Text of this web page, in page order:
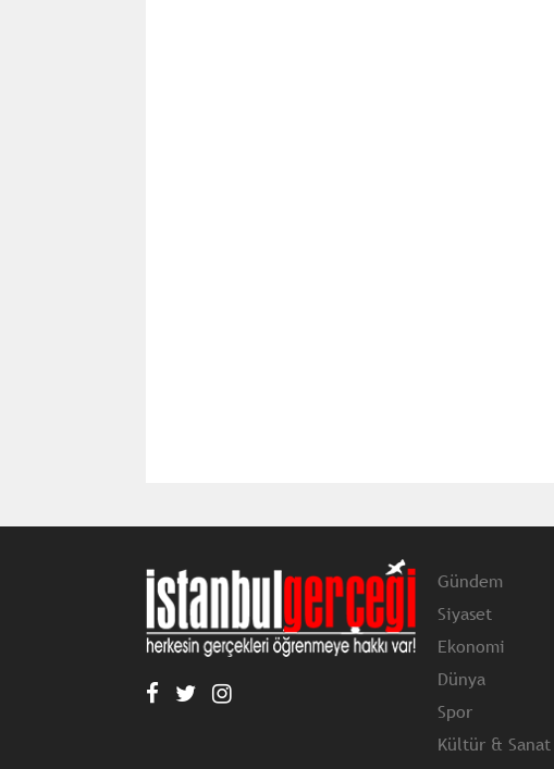
Gündem
Siyaset
Ekonomi
Dünya
Spor
Kültür & Sanat